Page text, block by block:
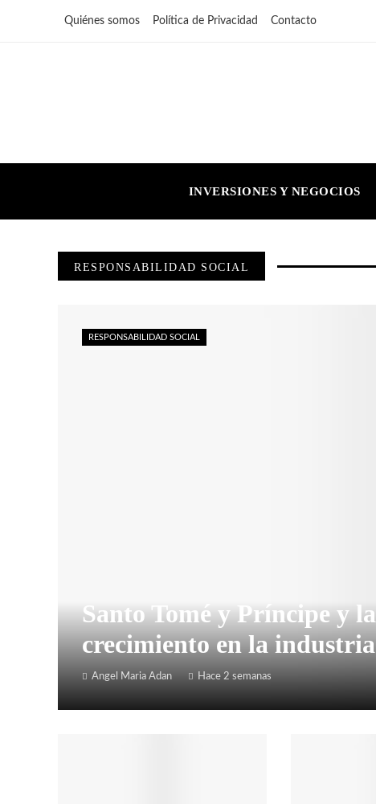
Quiénes somos Política de Privacidad Contacto
INVERSIONES Y NEGOCIOS
RESPONSABILIDAD SOCIAL
Santo Tomé y Príncipe y
crecimiento en la
Angel Maria Adan Hace 2 semanas
RESPONSABILIDAD SOCIAL